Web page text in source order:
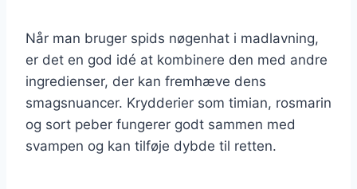
Når man bruger spids nøgenhat i madlavning,
er det en god idé at kombinere den med andre
ingredienser, der kan fremhæve dens
smagsnuancer. Krydderier som timian, rosmarin
og sort peber fungerer godt sammen med
svampen og kan tilføje dybde til retten.